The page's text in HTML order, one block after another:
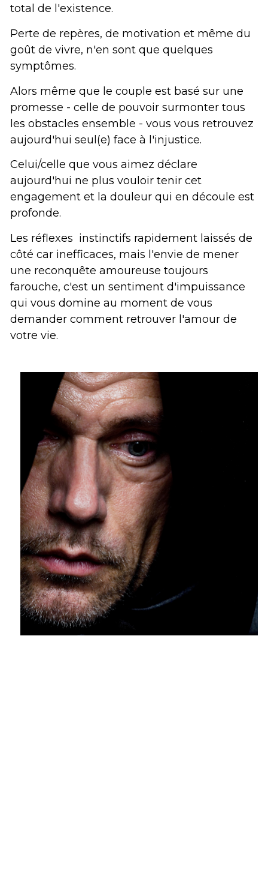
total de l'existence.
Perte de repères, de motivation et même du
goût de vivre, n'en sont que quelques
symptômes.
Alors même que le couple est basé sur une
promesse - celle de pouvoir surmonter tous
les obstacles ensemble - vous vous retrouvez
aujourd'hui seul(e) face à l'injustice.
Celui/celle que vous aimez déclare
aujourd'hui ne plus vouloir tenir cet
engagement et la douleur qui en découle est
profonde.
Les réflexes  instinctifs rapidement laissés de
côté car inefficaces, mais l'envie de mener
une reconquête amoureuse toujours
farouche, c'est un sentiment d'impuissance
qui vous domine au moment de vous
demander comment retrouver l'amour de
votre vie.